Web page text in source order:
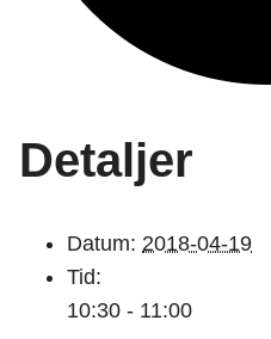
Detaljer
Datum: 2018-04-19
Tid:
10:30 - 11:00